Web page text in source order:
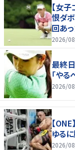
【女
恨ダ
回あっ
2026/
最終
「やる
2026/
【
ゆる
2026/